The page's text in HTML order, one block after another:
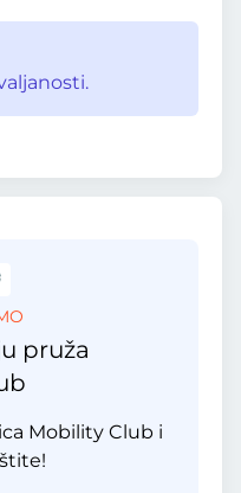
pruža
Mobility Club i